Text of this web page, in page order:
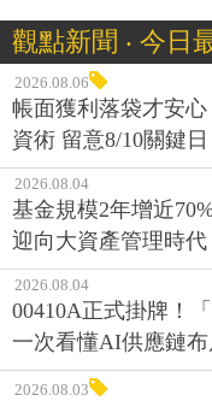
觀點新聞 ‧ 今日
2026.08.06
帳面獲利落袋才安
資術 留意8/10關鍵日
2026.08.04
基金規模2年增近
迎向大資產管理時代
2026.08.04
00410A正式掛牌！
一次看懂AI供應鏈布
2026.08.03